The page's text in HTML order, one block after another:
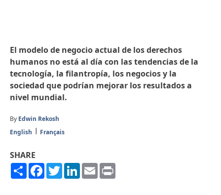
El modelo de negocio actual de los derechos
humanos no está al día con las tendencias de la
tecnología, la filantropía, los negocios y la
sociedad que podrían mejorar los resultados a
nivel mundial.
By Edwin Rekosh
English
Français
SHARE
ShareFacebook
TwitterLinkedIn
Email